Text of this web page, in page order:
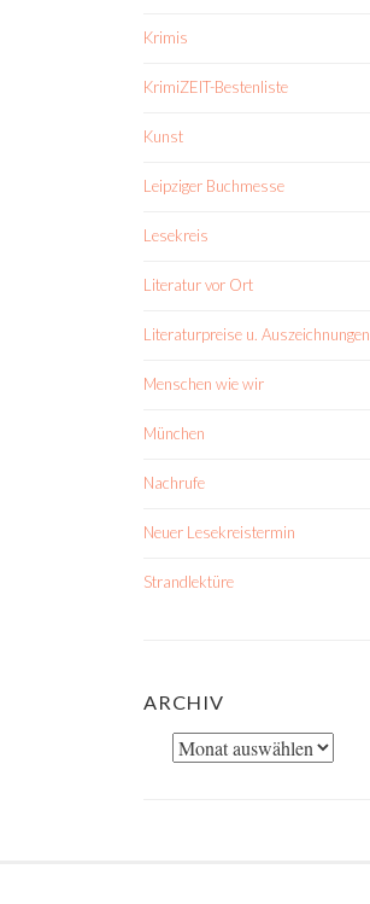
Krimis
KrimiZEIT-Bestenliste
Kunst
Leipziger Buchmesse
Lesekreis
Literatur vor Ort
Literaturpreise u. Auszeichnungen
Menschen wie wir
München
Nachrufe
Neuer Lesekreistermin
Strandlektüre
ARCHIV
Archiv